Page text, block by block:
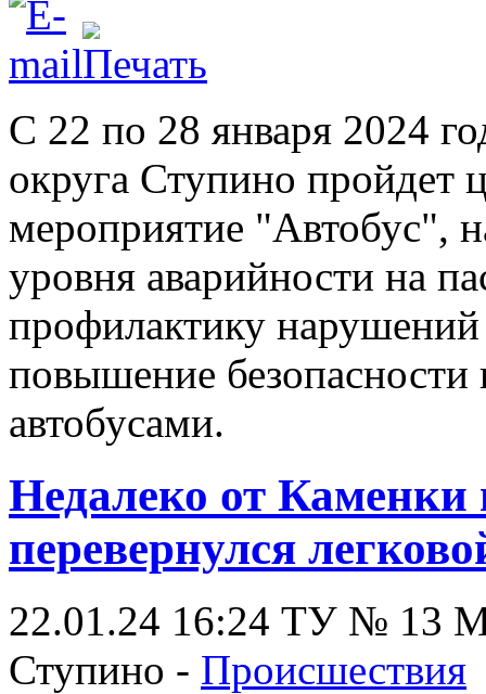
С 22 по 28 января 2024
округа Ступино пройдет
мероприятие "Автобус",
уровня аварийности на
профилактику
повышение безопасности
автобусами.
Недалеко от Каменки
перевернулся
22.01.24 16:24 ТУ № 13
Ступино - Происшествия